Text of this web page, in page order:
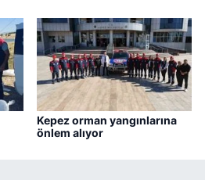
Kepez orman yangınlarına
önlem alıyor